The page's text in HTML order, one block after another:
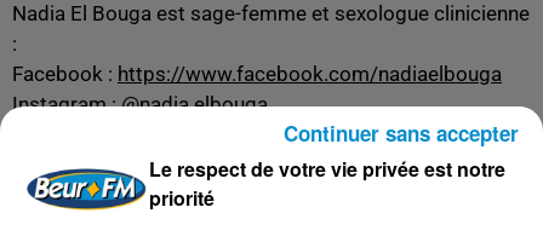
Nadia El Bouga est sage-femme et sexologue clinicienne
:
Facebook : https://www.facebook.com/nadiaelbouga
Instagram : @nadia.elbouga
Le respect de votre vie privée est notre
priorité
Continuer sans accepter